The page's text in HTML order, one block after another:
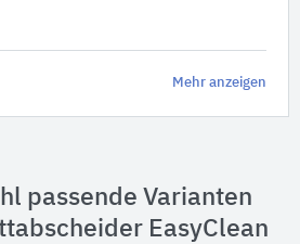
Mehr anzeigen
passende Varianten
EasyClean